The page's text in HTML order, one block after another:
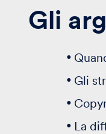
Gli
Gli
La